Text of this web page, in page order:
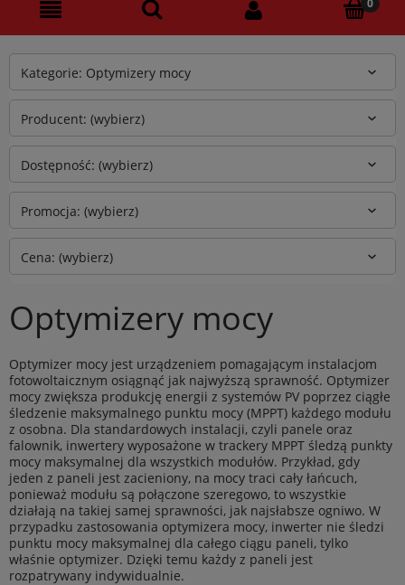
Kategorie: Optymizery mocy
Producent: (wybierz)
Dostępność: (wybierz)
Cena: (wybierz)
Promocja: (wybierz)
Optymizery mocy
Optymizer mocy jest urządzeniem pomagającym instalacjom
fotowoltaicznym osiągnąć jak najwyższą sprawność. Optymizer
mocy zwiększa produkcję energii z systemów PV poprzez ciągłe
śledzenie maksymalnego punktu mocy (MPPT) każdego modułu
z osobna. Dla standardowych instalacji, czyli panele oraz
falownik, inwertery wyposażone w trackery MPPT śledzą punkty
mocy maksymalnej dla wszystkich modułów. Przykład, gdy
jeden z paneli jest zacieniony, na mocy traci cały łańcuch,
ponieważ modułu są połączone szeregowo, to wszystkie
działają na takiej samej sprawności, jak najsłabsze ogniwo. W
przypadku zastosowania optymizera mocy, inwerter nie śledzi
punktu mocy maksymalnej dla całego ciągu paneli, tylko
właśnie optymizer. Dzięki temu każdy z paneli jest
rozpatrywany indywidualnie.